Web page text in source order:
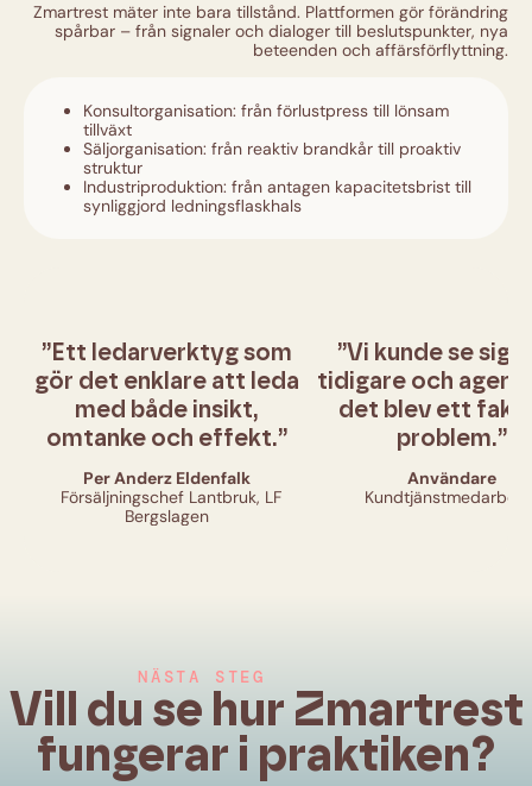
Zmartrest mäter inte bara tillstånd. Plattformen gör förändring
spårbar – från signaler och dialoger till beslutspunkter, nya
beteenden och affärsförflyttning.
Konsultorganisation: från förlustpress till lönsam
tillväxt
Säljorganisation: från reaktiv brandkår till proaktiv
struktur
Industriproduktion: från antagen kapacitetsbrist till
synliggjord ledningsflaskhals
”Ett ledarverktyg som
gör det enklare att leda
med både insikt,
omtanke och effekt.”
Per Anderz Eldenfalk
Försäljningschef Lantbruk, LF
Bergslagen
”Vi kunde se
tidigare och agera
det blev ett
problem.”
Användare
NÄSTA STEG
Vill du se hur Zmartrest
fungerar i praktiken?